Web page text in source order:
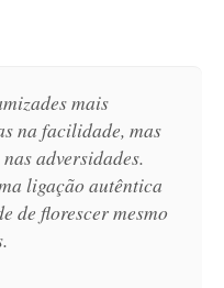
mais
na facilidade, mas
adversidades.
ligação autêntica
de florescer mesmo